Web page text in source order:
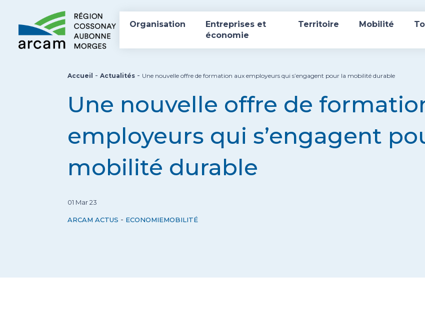
Organisation
Entreprises et
économie
Territoire Mobilité
Accueil - Actualités - Une nouvelle offre de formation aux employeurs qui s’engagent pour la mobilité durable
Une nouvelle offre de
employeurs qui s’engagent
mobilité durable
01 Mar 23
ARCAM ACTUS - ECONOMIEMOBILITÉ